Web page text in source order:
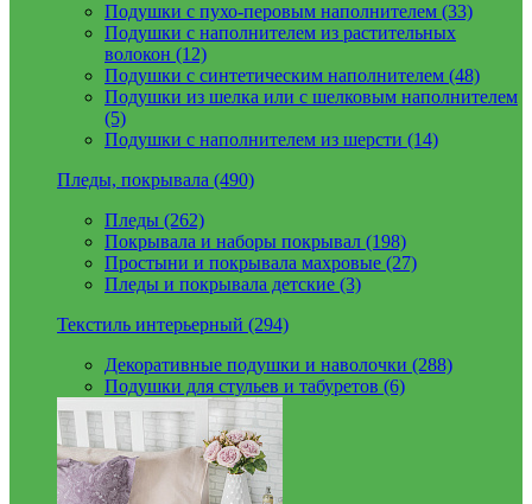
Подушки с пухо-перовым наполнителем (33)
Подушки с наполнителем из растительных
волокон (12)
Подушки с синтетическим наполнителем (48)
Подушки из шелка или с шелковым наполнителем
(5)
Подушки с наполнителем из шерсти (14)
Пледы, покрывала (490)
Пледы (262)
Покрывала и наборы покрывал (198)
Простыни и покрывала махровые (27)
Пледы и покрывала детские (3)
Текстиль интерьерный (294)
Декоративные подушки и наволочки (288)
Подушки для стульев и табуретов (6)